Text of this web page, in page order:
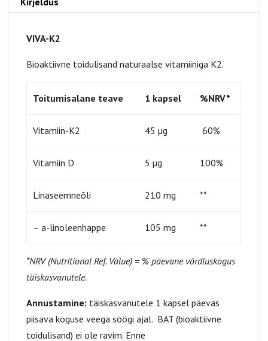
VIVA-K2
Bioaktiivne toidulisand naturaalse vitamiiniga K2.
Toitumisalane teave 1 kapsel %NRV*
Vitamiin-K2 45 µg 60%
Vitamiin D 5 µg 100%
Linaseemneõli 210 mg **
– a-linoleenhappe 105 mg **
*NRV (Nutritional Ref. Value) = % päevane võrdluskogus
täiskasvanutele.
Annustamine: täiskasvanutele 1 kapsel päevas
piisava koguse veega söögi ajal. BAT (bioaktiivne
toidulisand) ei ole ravim. Enne